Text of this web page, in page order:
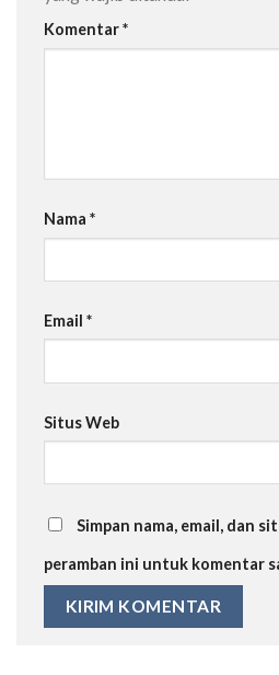
Komentar*
Nama *
Email *
Situs Web
Simpan nama, email, dan
peramban ini untuk komentar